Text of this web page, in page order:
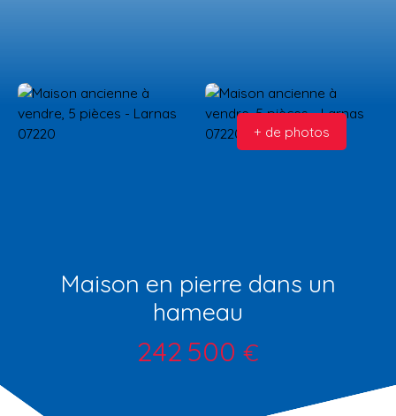
Estimation
+ de photos
Maison en pierre dans un
hameau
242 500 €